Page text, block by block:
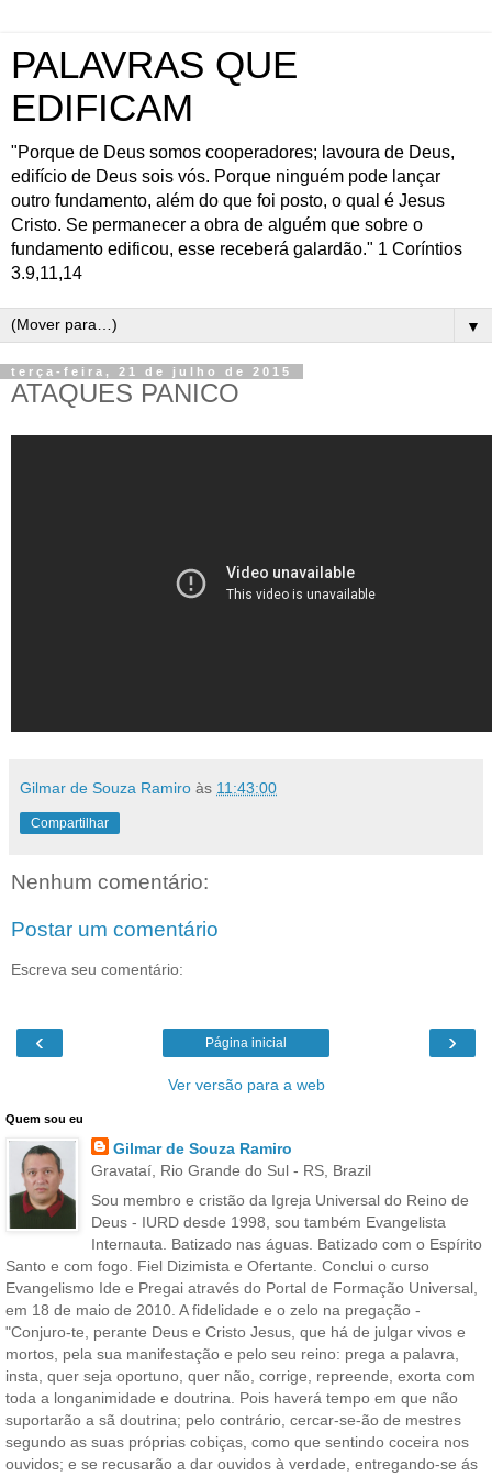
PALAVRAS QUE
EDIFICAM
"Porque de Deus somos cooperadores; lavoura de Deus,
edifício de Deus sois vós. Porque ninguém pode lançar
outro fundamento, além do que foi posto, o qual é Jesus
Cristo. Se permanecer a obra de alguém que sobre o
fundamento edificou, esse receberá galardão." 1 Coríntios
3.9,11,14
▼
terça-feira, 21 de julho de 2015
ATAQUES PANICO
Gilmar de Souza Ramiro às 11:43:00
Compartilhar
Nenhum comentário:
Postar um comentário
Escreva seu comentário:
‹ ›
Página inicial
Ver versão para a web
Quem sou eu
Gilmar de Souza Ramiro
Gravataí, Rio Grande do Sul - RS, Brazil
Sou membro e cristão da Igreja Universal do Reino de
Deus - IURD desde 1998, sou também Evangelista
Internauta. Batizado nas águas. Batizado com o Espírito
Santo e com fogo. Fiel Dizimista e Ofertante. Conclui o curso
Evangelismo Ide e Pregai através do Portal de Formação Universal,
em 18 de maio de 2010. A fidelidade e o zelo na pregação -
"Conjuro-te, perante Deus e Cristo Jesus, que há de julgar vivos e
mortos, pela sua manifestação e pelo seu reino: prega a palavra,
insta, quer seja oportuno, quer não, corrige, repreende, exorta com
toda a longanimidade e doutrina. Pois haverá tempo em que não
suportarão a sã doutrina; pelo contrário, cercar-se-ão de mestres
segundo as suas próprias cobiças, como que sentindo coceira nos
ouvidos; e se recusarão a dar ouvidos à verdade, entregando-se ás